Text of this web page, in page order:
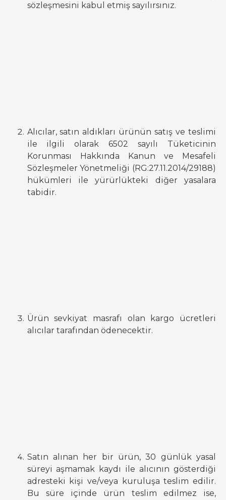
sözleşmesini kabul etmiş sayılırsınız.
Alıcılar, satın aldıkları ürünün satış ve teslimi
ile ilgili olarak 6502 sayılı Tüketicinin
Korunması Hakkında Kanun ve Mesafeli
Sözleşmeler Yönetmeliği (RG:27.11.2014/29188)
hükümleri ile yürürlükteki diğer yasalara
tabidir.
Ürün sevkiyat masrafı olan kargo ücretleri
alıcılar tarafından ödenecektir.
Satın alınan her bir ürün, 30 günlük yasal
süreyi aşmamak kaydı ile alıcının gösterdiği
adresteki kişi ve/veya kuruluşa teslim edilir.
Bu süre içinde ürün teslim edilmez ise,